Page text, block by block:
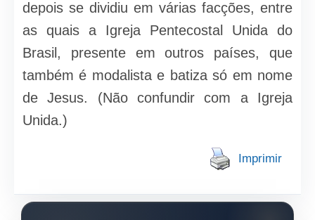
depois se dividiu em várias facções, entre
as quais a Igreja Pentecostal Unida do
Brasil, presente em outros países, que
também é modalista e batiza só em nome
de Jesus. (Não confundir com a Igreja
Unida.)
Imprimir